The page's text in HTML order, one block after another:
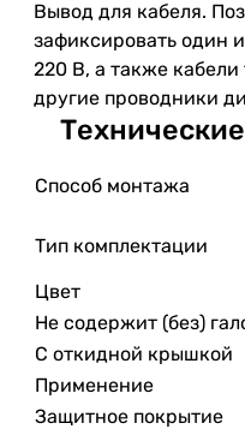
Вывод для кабеля.
зафиксировать один
220 В, а также кабели
другие проводники
Способ монтажа
Тип комплектации
Цвет
Не содержит (без)
С откидной крышкой
Применение
Защитное покрытие